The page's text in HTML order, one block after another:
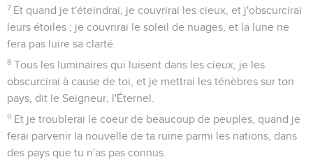
7 Et quand je t'éteindrai, je couvrirai les cieux, et j'obscurcirai
leurs étoiles ; je couvrirai le soleil de nuages, et la lune ne
fera pas luire sa clarté.
8 Tous les luminaires qui luisent dans les cieux, je les
obscurcirai à cause de toi, et je mettrai les ténèbres sur ton
pays, dit le Seigneur, l'Éternel.
9 Et je troublerai le coeur de beaucoup de peuples, quand je
ferai parvenir la nouvelle de ta ruine parmi les nations, dans
des pays que tu n'as pas connus.